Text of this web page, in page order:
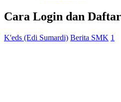
Cara Login dan
K'eds (Edi Sumardi) Berita SMK 1